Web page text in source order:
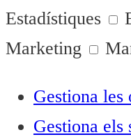
Estadístiques
Marketing
Gestiona les
Gestiona els